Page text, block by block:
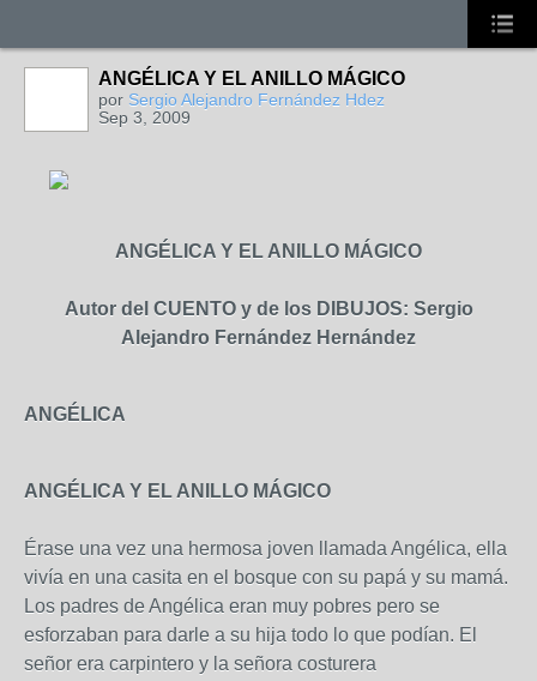
ANGÉLICA Y EL ANILLO MÁGICO
por Sergio Alejandro Fernández Hdez
Sep 3, 2009
ANGÉLICA Y EL ANILLO MÁGICO
Autor del CUENTO y de los DIBUJOS: Sergio
Alejandro Fernández Hernández
ANGÉLICA
ANGÉLICA Y EL ANILLO MÁGICO
Érase una vez una hermosa joven llamada Angélica, ella
vivía en una casita en el bosque con su papá y su mamá.
Los padres de Angélica eran muy pobres pero se
esforzaban para darle a su hija todo lo que podían. El
señor era carpintero y la señora costurera